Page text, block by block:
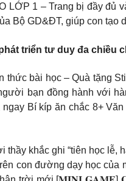
LỚP 1 – Trang bị đầy đủ
Bộ GD&ĐT, giúp con tạo
triển tư duy đa chiều
bài học – Quà tặng
bạn đồng hành với
Bí kíp ăn chắc 8+ Văn
ghi “tiên học lễ,
con đường dạy học